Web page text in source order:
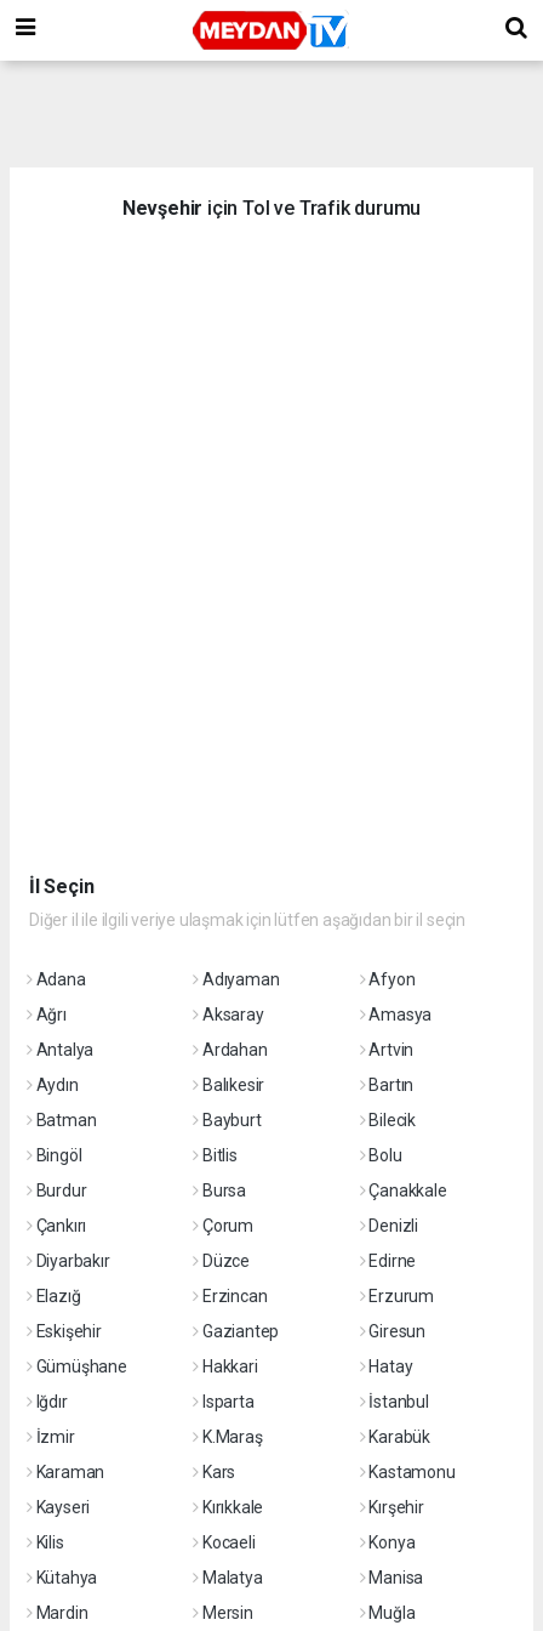
Nevşehir için Tol ve Trafik durumu
İl Seçin
Diğer il ile ilgili veriye ulaşmak için lütfen aşağıdan bir il seçin
Adana Adıyaman
Afyon
Ağrı
Aksaray
Amasya
Antalya
Ardahan
Artvin
Aydın
Balıkesir
Bartın
Batman
Bayburt
Bilecik
Bingöl
Bitlis
Bolu
Burdur
Bursa
Çanakkale
Çankırı
Çorum
Denizli
Diyarbakır
Düzce
Edirne
Elazığ
Erzincan
Erzurum
Eskişehir
Gaziantep
Giresun
Gümüşhane
Hakkari
Hatay
Iğdır
Isparta
İstanbul
İzmir
K.Maraş
Karabük
Karaman
Kars
Kastamonu
Kayseri
Kırıkkale
Kırşehir
Kilis
Kocaeli
Konya
Kütahya
Malatya
Manisa
Mardin
Mersin Muğla